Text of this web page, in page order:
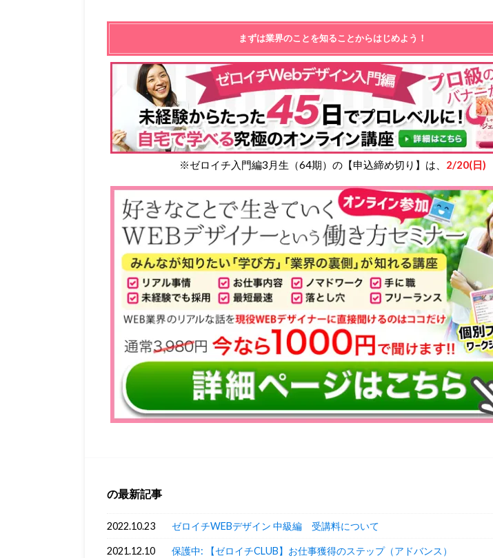
まずは業界のことを知ることからはじめよう！
※ゼロイチ入門編3月生（64期）の【申込締め切り】は、 2/20(日)
の最新記事
2022.10.23 ゼロイチWEBデザイン 中級編 受講料について
2021.12.10 保護中: 【ゼロイチCLUB】お仕事獲得のステップ（アドバンス）